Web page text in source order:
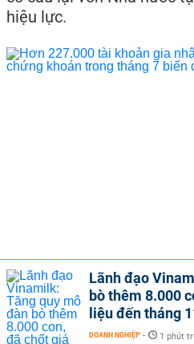
hiệu lực.
Lãnh đạo
bò thêm 8.000
liệu đến tháng
DOANH NGHIỆP - 1 phút